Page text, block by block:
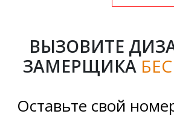
ВЫЗОВИТЕ
ЗАМЕРЩИКА
Оставьте свой